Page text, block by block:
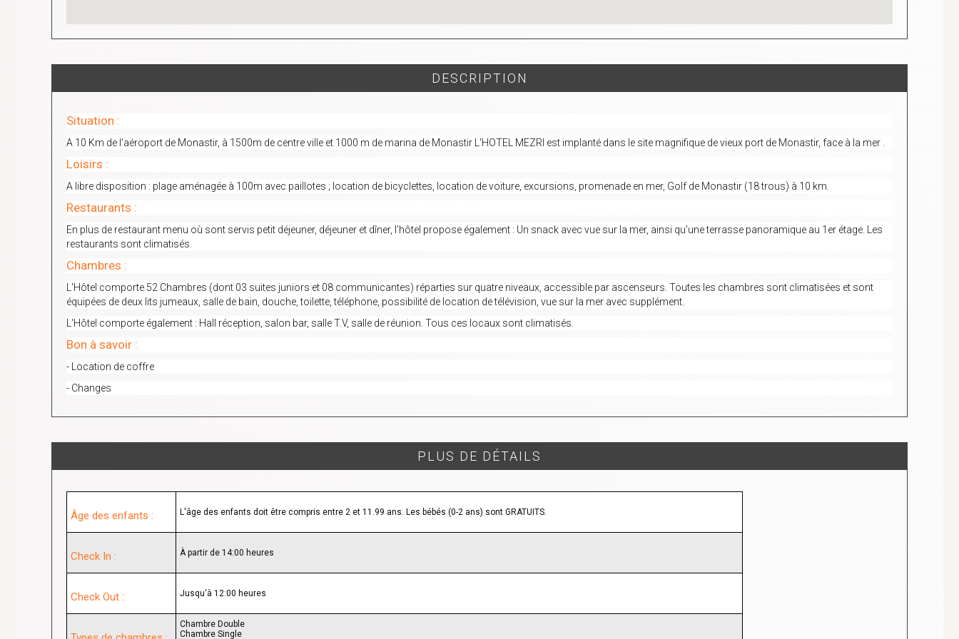
DESCRIPTION
Situation :
A 10 Km de l'aéroport de Monastir, à 1500m de centre ville et 1000 m de marina de Monastir L'HOTEL MEZRI est implanté dans le site magnifique de vieux port de Monastir, face à la mer .
Loisirs :
A libre disposition : plage aménagée à 100m avec paillotes ; location de bicyclettes, location de voiture, excursions, promenade en mer, Golf de Monastir (18 trous) à 10 km.
Restaurants :
En plus de restaurant menu où sont servis petit déjeuner, déjeuner et dîner, l'hôtel propose également : Un snack avec vue sur la mer, ainsi qu'une terrasse panoramique au 1er étage. Les
restaurants sont climatisés.
Chambres :
L'Hôtel comporte 52 Chambres (dont 03 suites juniors et 08 communicantes) réparties sur quatre niveaux, accessible par ascenseurs. Toutes les chambres sont climatisées et sont
équipées de deux lits jumeaux, salle de bain, douche, toilette, téléphone, possibilité de location de télévision, vue sur la mer avec supplément.
L'Hôtel comporte également : Hall réception, salon bar, salle T.V, salle de réunion. Tous ces locaux sont climatisés.
Bon à savoir :
- Location de coffre
- Changes
PLUS DE DÉTAILS
Âge des enfants : L'âge des enfants doit être compris entre 2 et 11.99 ans. Les bébés (0-2 ans) sont GRATUITS.
Check In : À partir de 14:00 heures
Check Out : Jusqu'à 12:00 heures
Chambre Double
Chambre Single